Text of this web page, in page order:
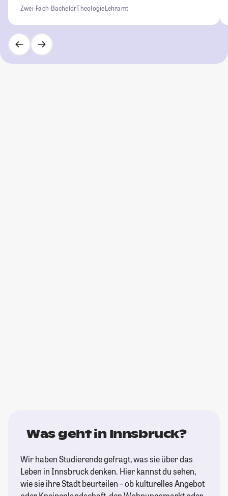
Zwei-Fach-BachelorTheologieLehramt
Was geht in Innsbruck?
Wir haben Studierende gefragt, was sie über das
Leben in Innsbruck denken. Hier kannst du sehen,
wie sie ihre Stadt beurteilen – ob kulturelles Angebot